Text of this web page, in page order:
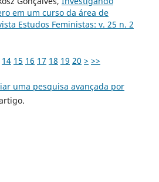
em um curso da área de
Estudos Feministas: v. 25 n. 2
14 15 16 17 18 19 20 > >>
uma pesquisa avançada por